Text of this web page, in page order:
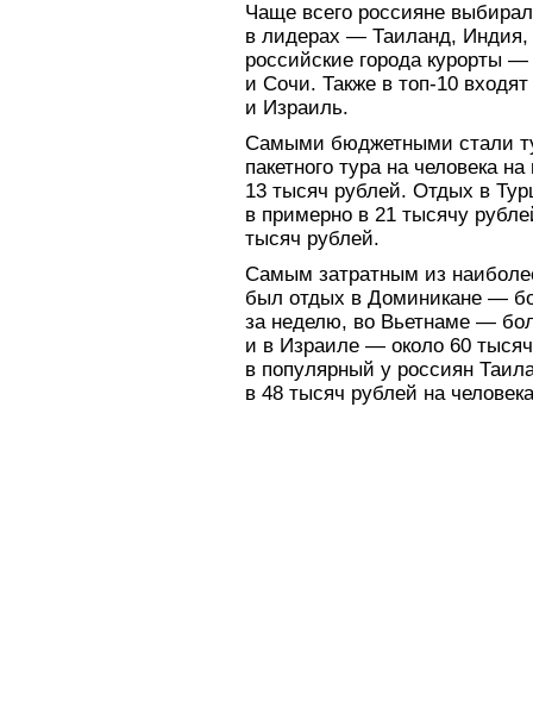
Чаще всего россияне
в лидерах — Таиланд, Индия,
российские города курорты
и Сочи. Также в топ-10
и Израиль.
Самыми бюджетными стали
пакетного тура на человека
13 тысяч рублей. Отдых в
в примерно в 21 тысячу
тысяч рублей.
Самым затратным из
был отдых в Доминикане —
за неделю, во Вьетнаме —
и в Израиле — около 60
в популярный у россиян
в 48 тысяч рублей на